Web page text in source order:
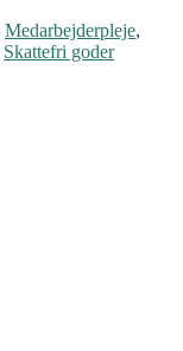
Medarbejderpleje,
Skattefri goder